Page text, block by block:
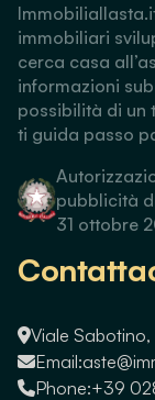
immobiliari
cerca casa
informazioni
possibilità di un
ti guida passo
pubblicità
31 ottobre
Viale
Email:
Phone:+39